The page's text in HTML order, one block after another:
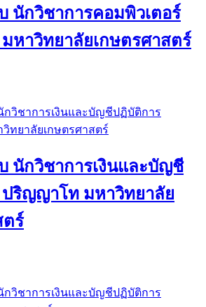
นักวิชาการคอมพิวเตอร์
หาวิทยาลัยเกษตรศาสตร์
นักวิชาการเงินและบัญชี
ริญญาโท มหาวิทยาลัย
ตร์